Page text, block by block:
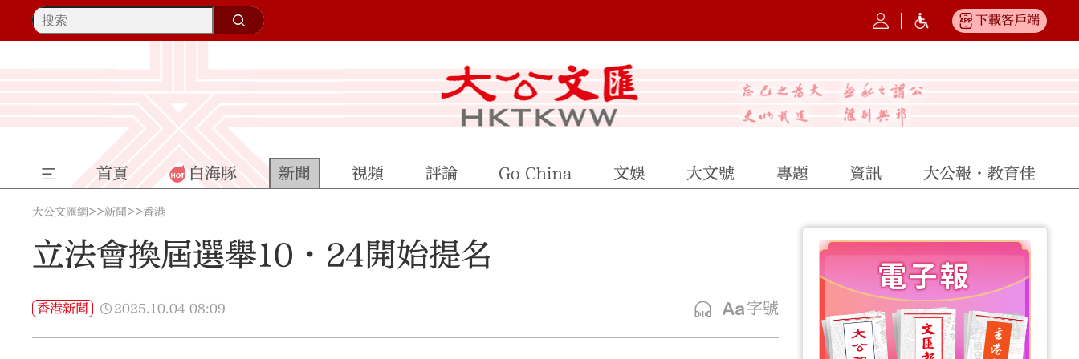
下載客戶端
首頁 白海豚 新聞 視頻 評論 Go China 文娛 大文號 專題 資訊 大公報·教育佳
大公文匯網>>新聞>>香港
立法會換屆選舉10·24開始提名
香港新聞 2025.10.04 08:09 字號